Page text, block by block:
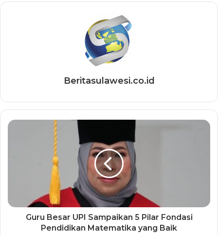
Beritasulawesi.co.id
Guru Besar UPI Sampaikan 5 Pilar Fondasi
Pendidikan Matematika yang Baik